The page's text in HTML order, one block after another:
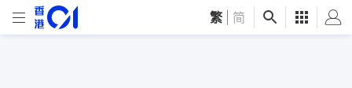
繁 简